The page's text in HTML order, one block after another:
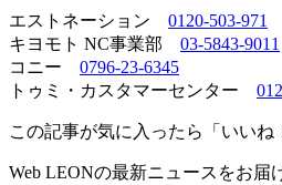
エストネーション 0120-503-971
キヨモト NC事業部 03-5843-9011
コニー 0796-23-6345
トゥミ・カスタマーセンター
この記事が気に入ったら「いいね
Web LEONの最新ニュースをお届